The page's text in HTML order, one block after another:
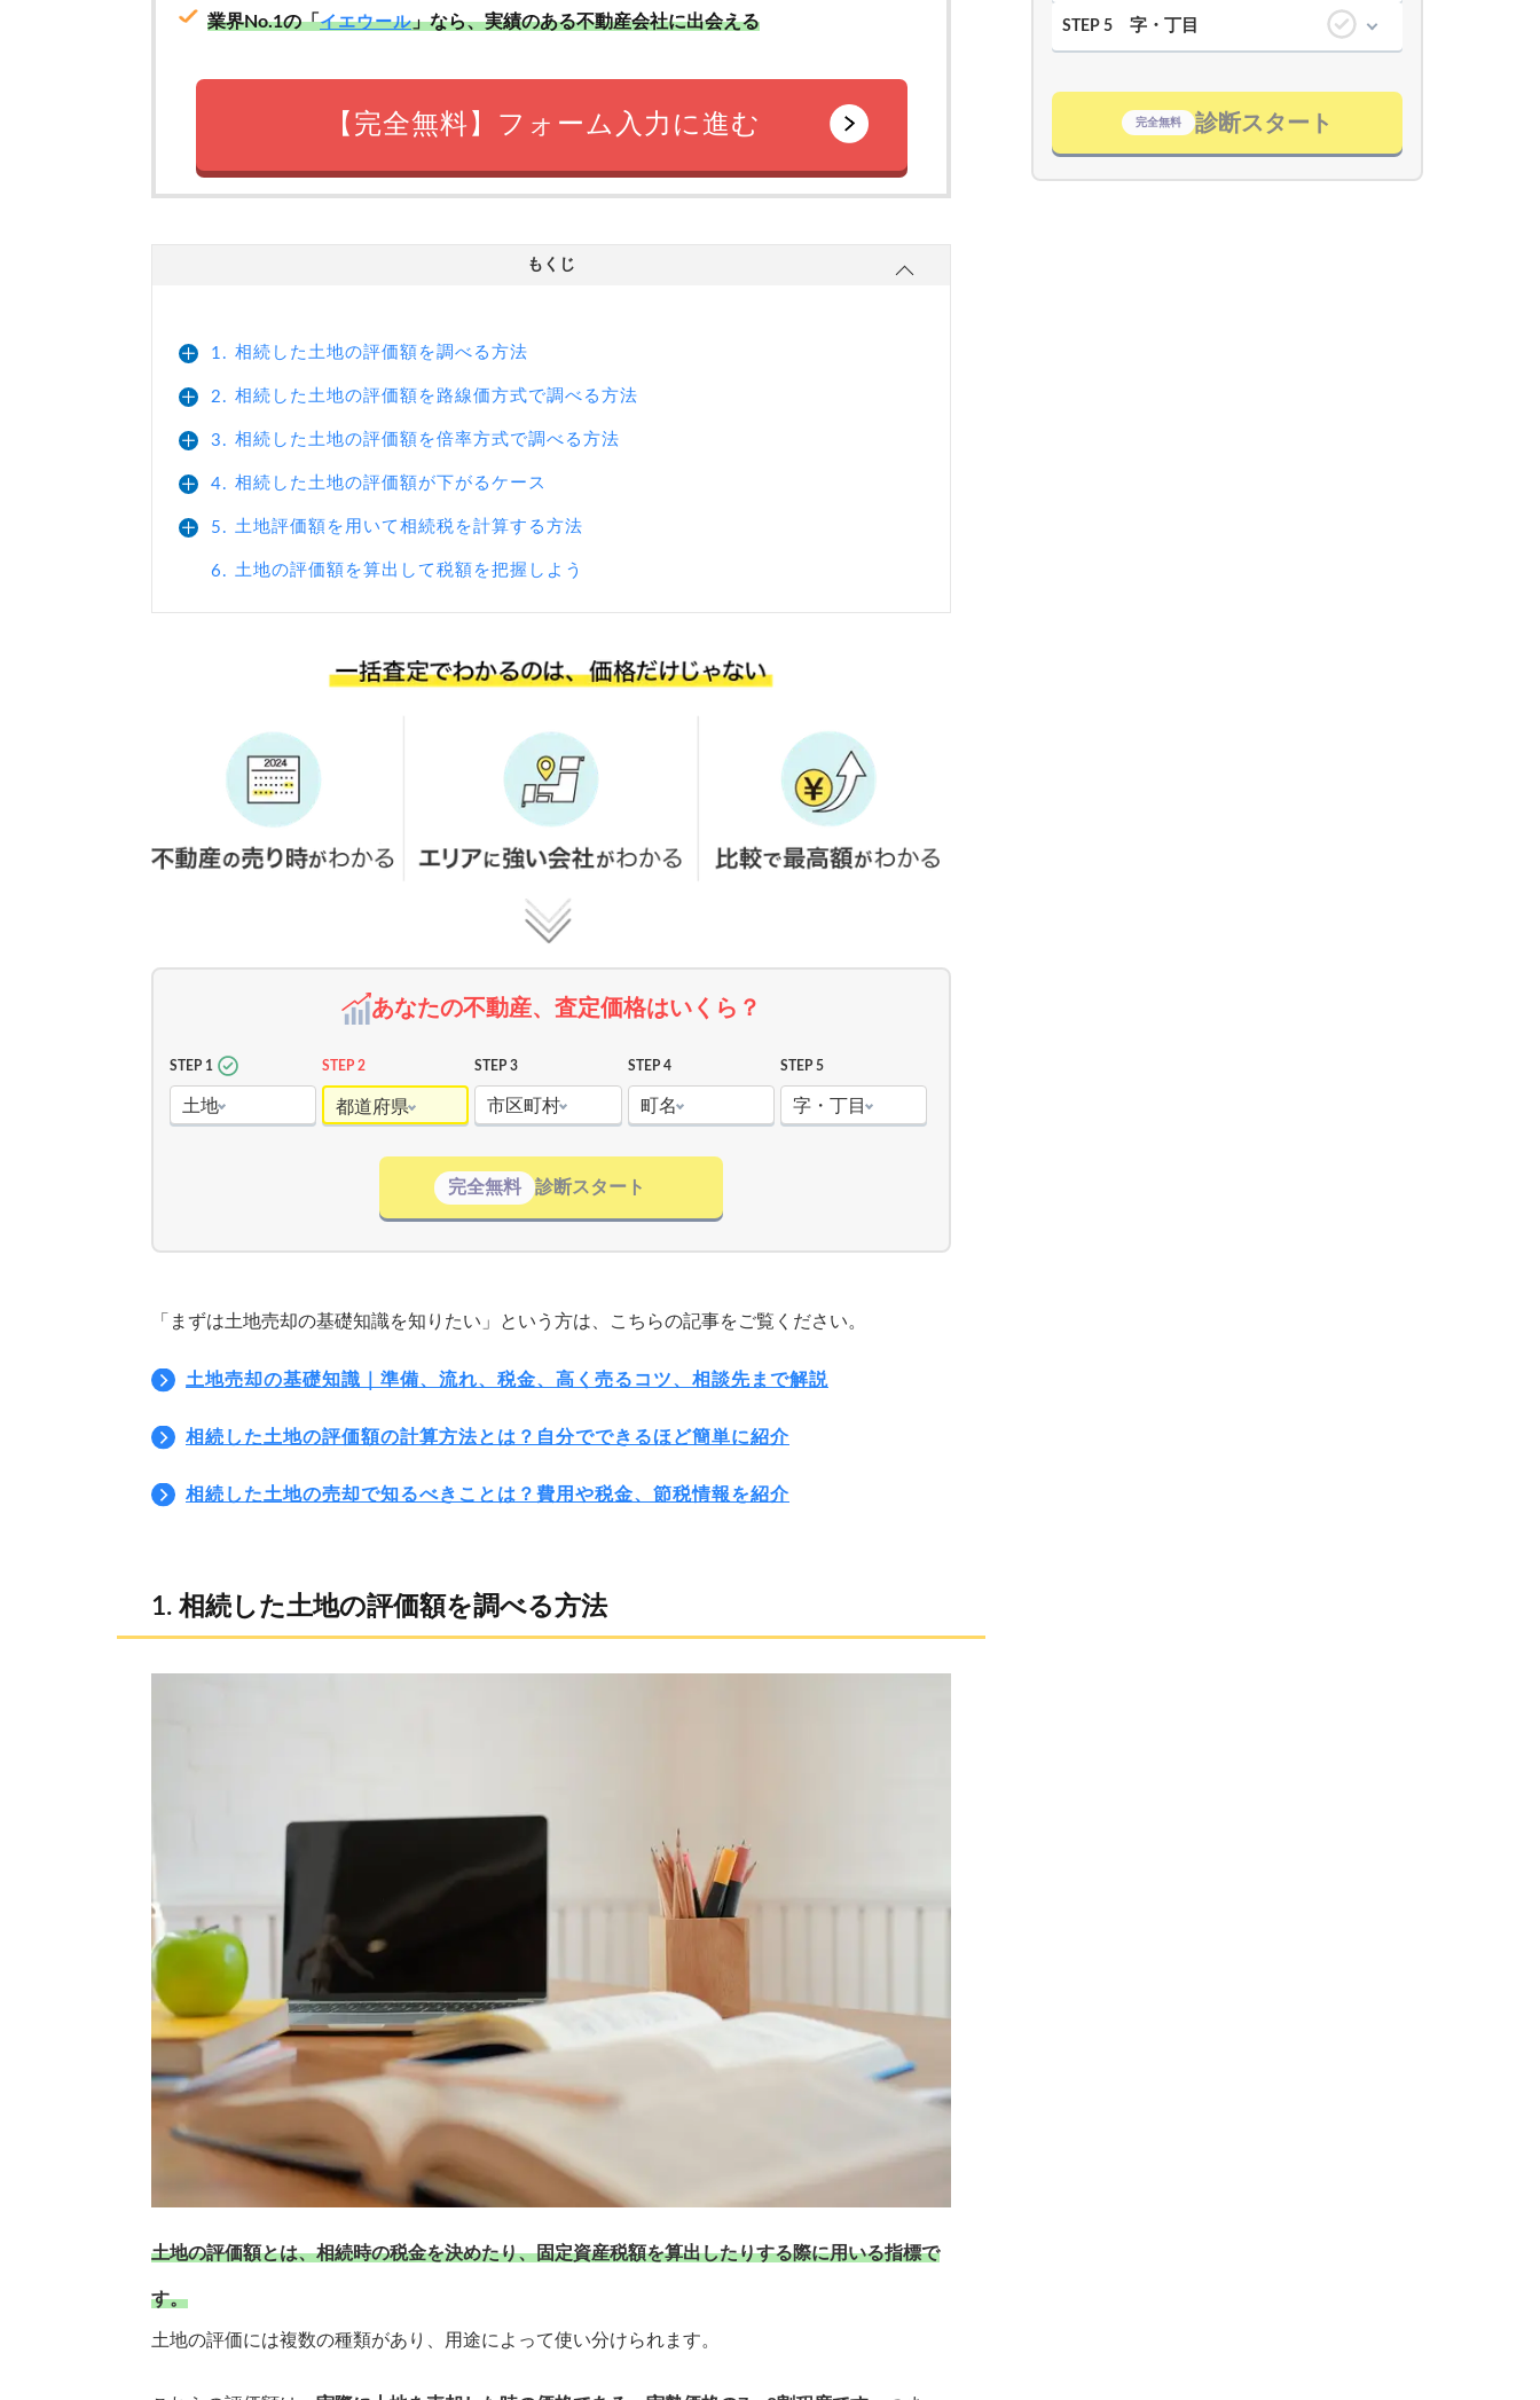
業界No.1の「イエウール」なら、実績のある不動産会社に出会える
【完全無料】フォーム入力に進む
もくじ
1. 相続した土地の評価額を調べる方法
2. 相続した土地の評価額を路線価方式で調べる方法
3. 相続した土地の評価額を倍率方式で調べる方法
4. 相続した土地の評価額が下がるケース
5. 土地評価額を用いて相続税を計算する方法
6. 土地の評価額を算出して税額を把握しよう
あなたの不動産、査定価格はいくら？
STEP 1
土地
STEP 2
都道府県
STEP 3
市区町村
STEP 4
町名
STEP 5
字・丁目
完全無料 診断スタート
「まずは土地売却の基礎知識を知りたい」という方は、こちらの記事をご覧ください。
土地売却の基礎知識｜準備、流れ、税金、高く売るコツ、相談先まで解説
相続した土地の評価額の計算方法とは？自分でできるほど簡単に紹介
相続した土地の売却で知るべきことは？費用や税金、節税情報を紹介
相続した土地の評価額を調べる方法
土地の評価額とは、相続時の税金を決めたり、固定資産税額を算出したりする際に用いる指標で
す。
土地の評価には複数の種類があり、用途によって使い分けられます。
STEP 5 字・丁目
完全無料 診断スタート